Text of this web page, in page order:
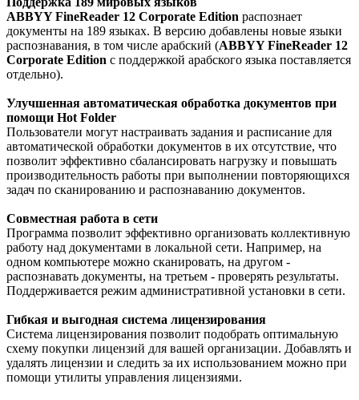
ABBYY FineReader 12 Corporate Edition распознает
документы на 189 языках. В версию добавлены новые языки
распознавания, в том числе арабский (ABBYY FineReader 12
Corporate Edition с поддержкой арабского языка поставляется
отдельно).
Улучшенная автоматическая обработка документов при
помощи Hot Folder
Пользователи могут настраивать задания и расписание для
автоматической обработки документов в их отсутствие, что
позволит эффективно сбалансировать нагрузку и повышать
производительность работы при выполнении повторяющихся
задач по сканированию и распознаванию документов.
Совместная работа в сети
Программа позволит эффективно организовать коллективную
работу над документами в локальной сети. Например, на
одном компьютере можно сканировать, на другом -
распознавать документы, на третьем - проверять результаты.
Поддерживается режим административной установки в сети.
Гибкая и выгодная система лицензирования
Система лицензирования позволит подобрать оптимальную
схему покупки лицензий для вашей организации. Добавлять и
удалять лицензии и следить за их использованием можно при
помощи утилиты управления лицензиями.